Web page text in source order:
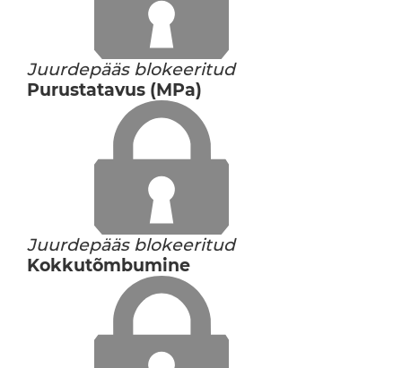
Juurdepääs blokeeritud
Purustatavus (MPa)
Juurdepääs blokeeritud
Kokkutõmbumine